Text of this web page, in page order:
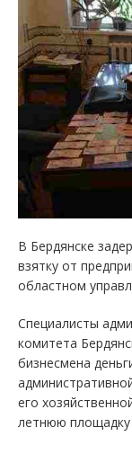
В Бердянске
взятку от
областном
Специалисты
комитета
бизнесмена
его
летнюю площадку